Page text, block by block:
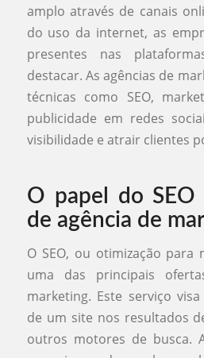
amplo através de canais
do uso da internet, as
presentes nas
destacar. As agências de
técnicas como SEO,
publicidade em redes
visibilidade e atrair clientes
O papel do SEO
de agência de
O SEO, ou otimização para
uma das principais
marketing. Este serviço
de um site nos resultados
outros motores de busca.